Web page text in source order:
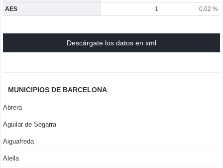
AES
1 0.02 %
Descárgate los datos en xml
MUNICIPIOS DE BARCELONA
Abrera
Aguilar de Segarra
Aiguafreda
Alella